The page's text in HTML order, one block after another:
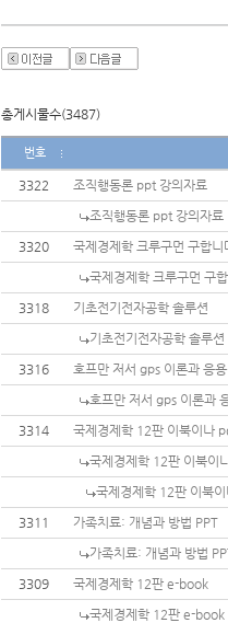
총게시물수(3487)
번호
3322
조직행동론 ppt 강의자료
조직행동론 ppt 강의자료
3320
국제경제학 크루구먼 구합니
국제경제학 크루구먼 구
3318
기초전기전자공학 솔루션
기초전기전자공학 솔루션
3316
호프만 저서 gps 이론과 응
호프만 저서 gps 이론과
3314
국제경제학 12판 이북이나
국제경제학 12판 이북이
국제경제학 12판 이북
3311
가족치료: 개념과 방법 PPT
가족치료: 개념과 방법
3309
국제경제학 12판 e-book
국제경제학 12판 e-book